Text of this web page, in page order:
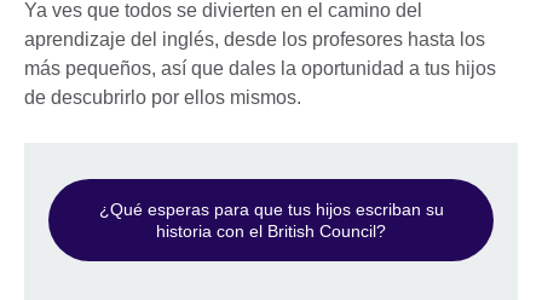
Ya ves que todos se divierten en el camino del
aprendizaje del inglés, desde los profesores hasta los
más pequeños, así que dales la oportunidad a tus hijos
de descubrirlo por ellos mismos.
¿Qué esperas para que tus hijos escriban su
historia con el British Council?